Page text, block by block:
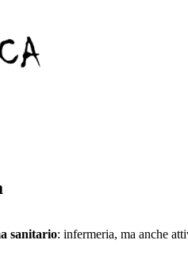
sanitario: infermeria, ma anche